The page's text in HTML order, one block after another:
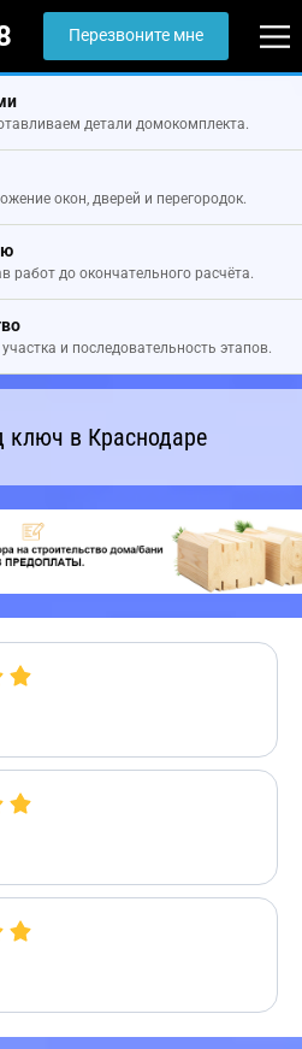
Перезвоните мне
детали домокомплекта.
окон, дверей и перегородок.
работ до окончательного расчёта.
и последовательность этапов.
ключ в Краснодаре